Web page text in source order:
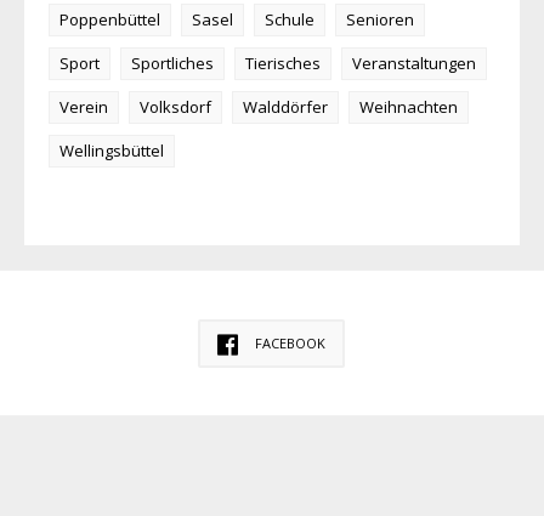
Poppenbüttel
Sasel Schule
Senioren
Sport
Sportliches Tierisches
Veranstaltungen
Verein
Volksdorf Walddörfer
Weihnachten
Wellingsbüttel
FACEBOOK